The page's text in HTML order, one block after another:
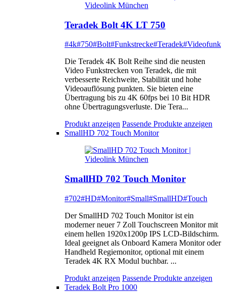
Teradek Bolt 4K LT 750
#4k#750#Bolt#Funkstrecke#Teradek#Videofunk
Die Teradek 4K Bolt Reihe sind die neusten
Video Funkstrecken von Teradek, die mit
verbesserte Reichweite, Stabilität und hohe
Videoauflösung punkten. Sie bieten eine
Übertragung bis zu 4K 60fps bei 10 Bit HDR
ohne Übertragungsverluste. Die Tera...
Produkt anzeigen Passende Produkte anzeigen
SmallHD 702 Touch Monitor
SmallHD 702 Touch Monitor
#702#HD#Monitor#Small#SmallHD#Touch
Der SmallHD 702 Touch Monitor ist ein
moderner neuer 7 Zoll Touchscreen Monitor mit
einem hellen 1920x1200p IPS LCD-Bildschirm.
Ideal geeignet als Onboard Kamera Monitor oder
Handheld Regiemonitor, optional mit einem
Teradek 4K RX Modul buchbar. ...
Produkt anzeigen Passende Produkte anzeigen
Teradek Bolt Pro 1000